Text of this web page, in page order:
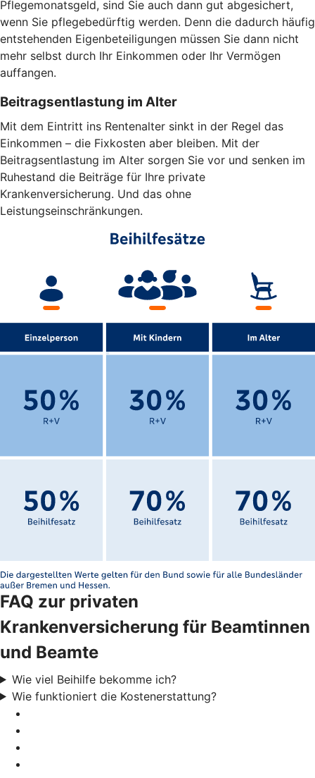
Pflegemonatsgeld, sind Sie auch dann gut abgesichert,
wenn Sie pflegebedürftig werden. Denn die dadurch häufig
entstehenden Eigenbeteiligungen müssen Sie dann nicht
mehr selbst durch Ihr Einkommen oder Ihr Vermögen
auffangen.
Beitragsentlastung im Alter
Mit dem Eintritt ins Rentenalter sinkt in der Regel das
Einkommen – die Fixkosten aber bleiben. Mit der
Beitragsentlastung im Alter sorgen Sie vor und senken im
Ruhestand die Beiträge für Ihre private
Krankenversicherung. Und das ohne
Leistungseinschränkungen.
FAQ zur privaten
Krankenversicherung für Beamtinnen
und Beamte
Wie viel Beihilfe bekomme ich?
Wie funktioniert die Kostenerstattung?